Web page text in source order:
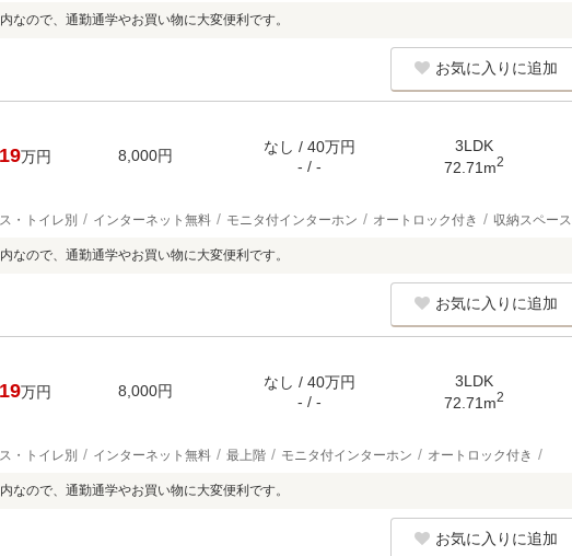
なので、通勤通学やお買い物に大変便利です。
お気に入りに追加
19万円 8,000円
なし / 40万円
- / -
3LDK
72.71m2
・トイレ別 インターネット無料 モニタ付インターホン オートロック付き 収納スペース
なので、通勤通学やお買い物に大変便利です。
お気に入りに追加
19万円 8,000円
なし / 40万円
- / -
3LDK
72.71m2
・トイレ別 インターネット無料 最上階 モニタ付インターホン オートロック付き
なので、通勤通学やお買い物に大変便利です。
お気に入りに追加